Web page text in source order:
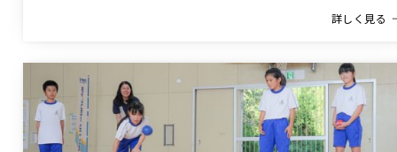
詳しく見る